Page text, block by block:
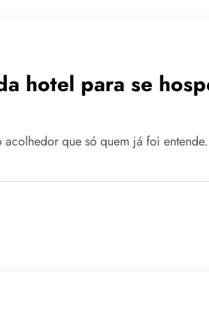
hotel para se
que só quem já foi